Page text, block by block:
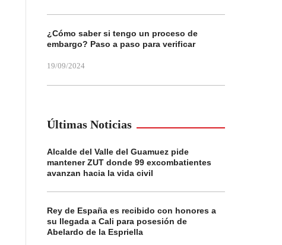
¿Cómo saber si tengo un proceso de
embargo? Paso a paso para verificar
19/09/2024
Últimas Noticias
Alcalde del Valle del Guamuez pide
mantener ZUT donde 99 excombatientes
avanzan hacia la vida civil
Rey de España es recibido con honores a
su llegada a Cali para posesión de
Abelardo de la Espriella